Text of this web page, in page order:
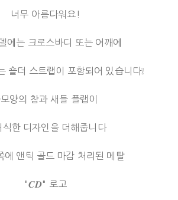
너무 아름다워요!
에는 크로스바디 또는 어깨에
숄더 스트랩이 포함되어 있습니다❕
양의 참과 새들 플랩이
식한 디자인을 더해줍니다
에 앤틱 골드 마감 처리된 메탈
"𝑪𝑫" 로고